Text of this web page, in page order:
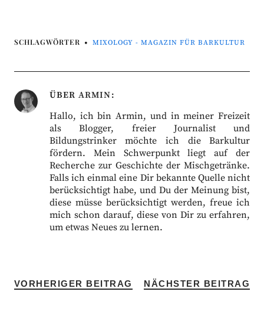
SCHLAGWÖRTER MIXOLOGY - MAGAZIN FÜR BARKULTUR
ÜBER ARMIN
Hallo, ich bin Armin, und in meiner Freizeit
als Blogger, freier Journalist und
Bildungstrinker möchte ich die Barkultur
fördern. Mein Schwerpunkt liegt auf der
Recherche zur Geschichte der Mischgetränke.
Falls ich einmal eine Dir bekannte Quelle nicht
berücksichtigt habe, und Du der Meinung bist,
diese müsse berücksichtigt werden, freue ich
mich schon darauf, diese von Dir zu erfahren,
um etwas Neues zu lernen.
VORHERIGER BEITRAG NÄCHSTER BEITRAG